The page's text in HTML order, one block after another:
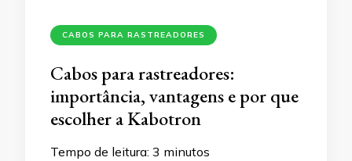
CABOS PARA RASTREADORES
Cabos para rastreadores:
importância, vantagens e por que
escolher a Kabotron
Tempo de leitura: 3 minutos